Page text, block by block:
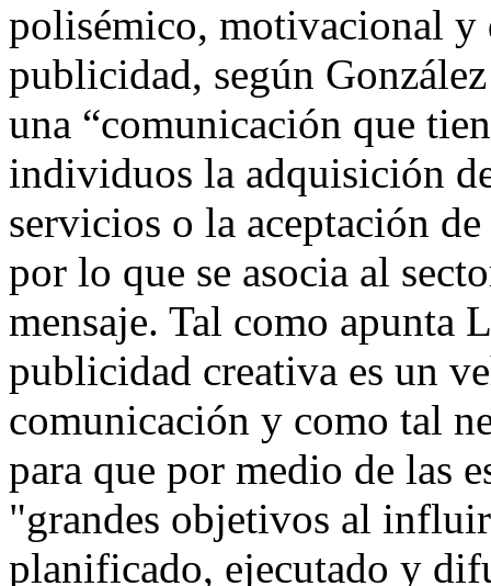
polisémico, motivacional y
publicidad, según
una “comunicación que
individuos la adquisición
servicios o la aceptación
por lo que se asocia al
mensaje. Tal como apunta
publicidad creativa es un
comunicación y como tal
para que por medio de las
"grandes objetivos al
planificado, ejecutado y